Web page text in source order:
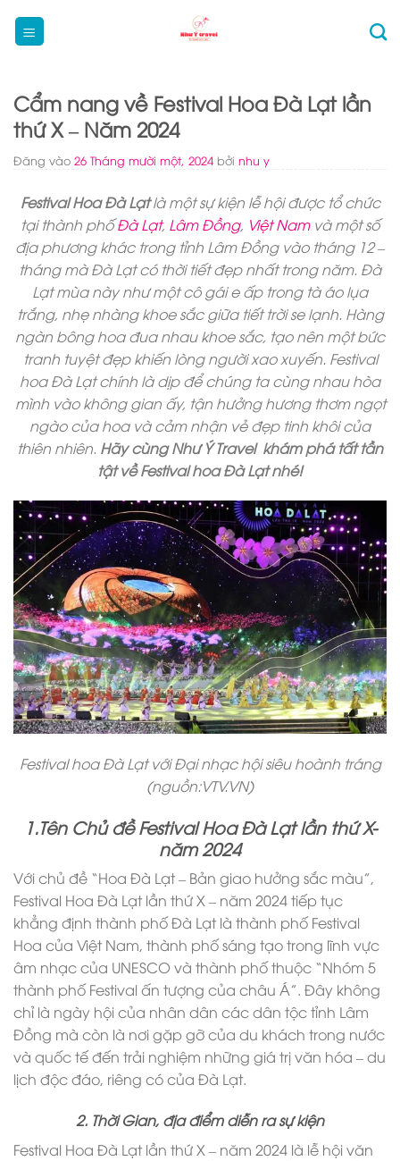
qua
Cẩm nang về Festival Hoa Đà Lạt lần
thứ X – Năm 2024
Đăng vào 26 Tháng mười một, 2024 bởi nhu y
Festival Hoa Đà Lạtlà một sự kiện lễ hội được tổ chức
tại thành phốĐà Lạt, Lâm Đồng, Việt Namvà một số
địa phương khác trong tỉnh Lâm Đồng vào tháng 12 –
tháng mà Đà Lạt có thời tiết đẹp nhất trong năm. Đà
Lạt mùa này như một cô gái e ấp trong tà áo lụa
trắng, nhẹ nhàng khoe sắc giữa tiết trời se lạnh. Hàng
ngàn bông hoa đua nhau khoe sắc, tạo nên một bức
tranh tuyệt đẹp khiến lòng người xao xuyến. Festival
hoa Đà Lạt chính là dịp để chúng ta cùng nhau hòa
mình vào không gian ấy, tận hưởng hương thơm ngọt
ngào của hoa và cảm nhận vẻ đẹp tinh khôi của
thiên nhiên. Hãy cùng Như Ý Travel khám phá tất tần
tật về Festival hoa Đà Lạt nhé!
Festival hoa Đà Lạt với Đại nhạc hội siêu hoành tráng
(nguồn:VTV.VN)
1.Tên Chủ đề Festival Hoa Đà Lạt lần thứ X-
năm 2024
Với chủ đề “Hoa Đà Lạt – Bản giao hưởng sắc màu”,
Festival Hoa Đà Lạt lần thứ X – năm 2024 tiếp tục
khẳng định thành phố Đà Lạt là thành phố Festival
Hoa của Việt Nam, thành phố sáng tạo trong lĩnh vực
âm nhạc của UNESCO và thành phố thuộc “Nhóm 5
thành phố Festival ấn tượng của châu Á”. Đây không
chỉ là ngày hội của nhân dân các dân tộc tỉnh Lâm
Đồng mà còn là nơi gặp gỡ của du khách trong nước
và quốc tế đến trải nghiệm những giá trị văn hóa – du
lịch độc đáo, riêng có của Đà Lạt.
2. Thời Gian, địa điểm diễn ra sự kiện
Festival Hoa Đà Lạt lần thứ X – năm 2024 là lễ hội văn